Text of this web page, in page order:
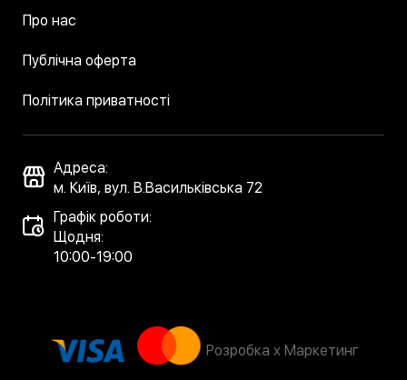
Про нас
Публічна оферта
Політика приватності
Адреса:
м. Київ, вул. В.Васильківська 72
Графік роботи:
Щодня:
10:00-19:00
Розробка x Маркетинг